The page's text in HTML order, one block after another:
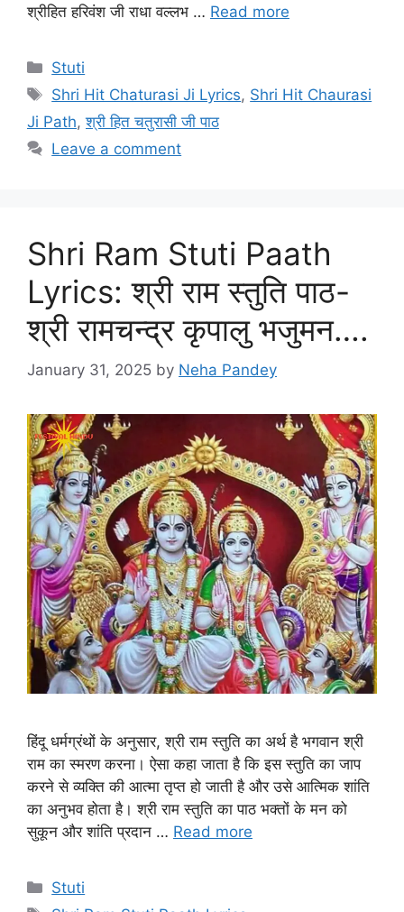
श्रीहित हरिवंश जी राधा वल्लभ … Read more
C
a
e
g
e
s
Stuti
T
a
s
Shri Hit Chaturasi Ji Lyrics, Shri Hit Chaurasi
Ji Path,श्री हित चतुरासी जी पाठ
Leave a comment
Shri Ram Stuti Paath
Lyrics: श्री राम स्तुति पाठ-
श्री रामचन्द्र कृपालु भजुमन….
January 31, 2025 by Neha Pandey
हिंदू धर्मग्रंथों के अनुसार, श्री राम स्तुति का अर्थ है भगवान श्री
राम का स्मरण करना। ऐसा कहा जाता है कि इस स्तुति का जाप
करने से व्यक्ति की आत्मा तृप्त हो जाती है और उसे आत्मिक शांति
का अनुभव होता है। श्री राम स्तुति का पाठ भक्तों के मन को
सुकून और शांति प्रदान … Read more
C
a
Stuti